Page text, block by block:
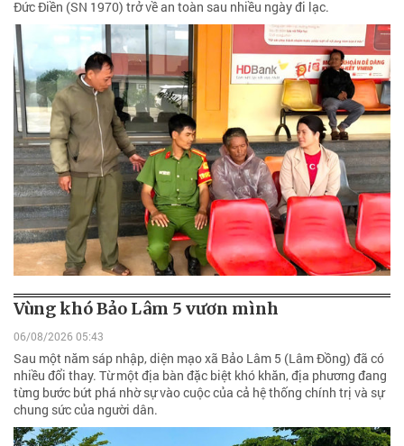
Đức Điền (SN 1970) trở về an toàn sau nhiều ngày đi lạc.
Vùng khó Bảo Lâm 5 vươn mình
06/08/2026 05:43
Sau một năm sáp nhập, diện mạo xã Bảo Lâm 5 (Lâm Đồng) đã có
nhiều đổi thay. Từ một địa bàn đặc biệt khó khăn, địa phương đang
từng bước bứt phá nhờ sự vào cuộc của cả hệ thống chính trị và sự
chung sức của người dân.